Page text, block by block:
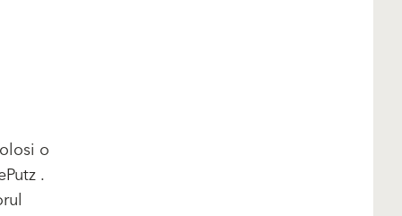
o
.